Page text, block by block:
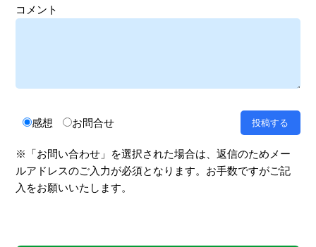
コメント
感想 お問合せ
※「お問い合わせ」を選択された場合は、返信のためメー
ルアドレスのご入力が必須となります。お手数ですがご記
入をお願いいたします。